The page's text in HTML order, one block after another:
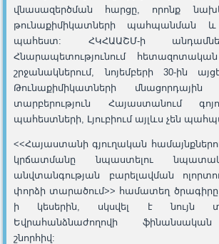
վնասազերծման հարցը, որոնք
թունաքիմիկատների պահպանման
պահեստ: ՀԿՀԱԱՇՄ-ի
Հնարապետությունում հետազոտական
շրջանակներում, նոյեմբերի 30-ին
Թունաքիմիկատների
տարբերություն Հայաստանում
պահեստների, Լյուբիում այլևս չեն
<<Հայաստանի գյուղական
կրճատմանը նպաստելու
անվտանգության բարելավման
փորձի տարածում>> համատեղ ծրագիրը
ի կեսերին, սկսվել է նույն
Եվրահանձնաժողովի
շնորհիվ: